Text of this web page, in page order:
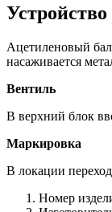
Устройство
Ацетиленовый
насаживается
Вентиль
В верхний блок
Маркировка
В локации
Номер